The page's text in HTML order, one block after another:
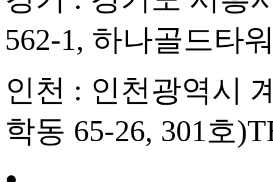
562-1, 하나골드타
인천 : 인천광역시
학동 65-26, 301호)